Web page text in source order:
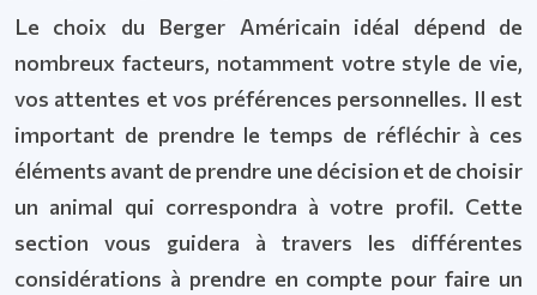
Le choix du Berger Américain idéal dépend de
nombreux facteurs, notamment votre style de vie,
vos attentes et vos préférences personnelles. Il est
important de prendre le temps de réfléchir à ces
éléments avant de prendre une décision et de choisir
un animal qui correspondra à votre profil. Cette
section vous guidera à travers les différentes
considérations à prendre en compte pour faire un